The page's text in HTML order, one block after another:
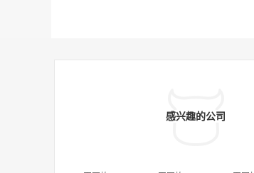
感兴趣的公司